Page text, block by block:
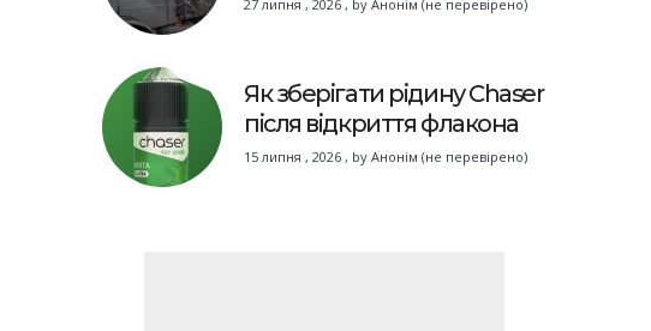
27 липня , 2026 , by Анонім (не перевірено)
Як зберігати рідину Chaser
після відкриття флакона
15 липня , 2026 , by Анонім (не перевірено)